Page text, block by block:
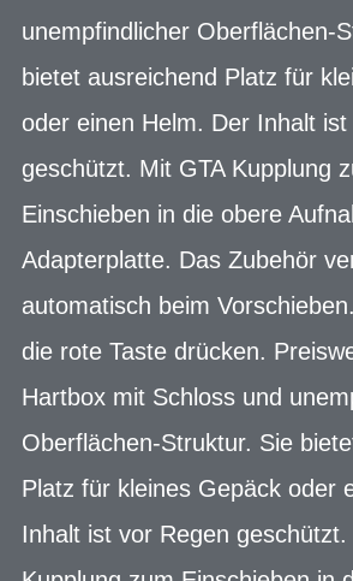
unempfindlicher Oberflächen-
bietet ausreichend Platz für
oder einen Helm. Der Inhalt
geschützt. Mit GTA Kupplung
Einschieben in die obere
Adapterplatte. Das Zubehör
automatisch beim
die rote Taste drücken.
Hartbox mit Schloss und
Oberflächen-Struktur. Sie
Platz für kleines Gepäck oder
Inhalt ist vor Regen geschützt.